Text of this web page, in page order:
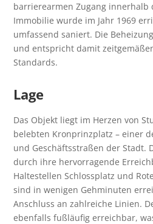
barrierearmen Zugang innerhalb
Immobilie wurde im Jahr 1969
umfassend saniert. Die
und entspricht damit
Standards.
Lage
Das Objekt liegt im Herzen von
belebten Kronprinzplatz – einer
und Geschäftsstraßen der Stadt.
durch ihre hervorragende
Haltestellen Schlossplatz und
sind in wenigen Gehminuten
Anschluss an zahlreiche Linien.
ebenfalls fußläufig erreichbar,